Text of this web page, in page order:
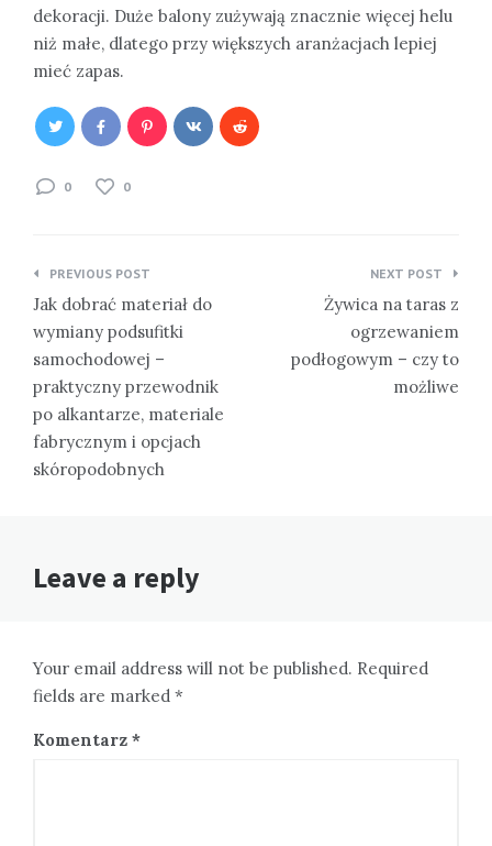
dekoracji. Duże balony zużywają znacznie więcej helu
niż małe, dlatego przy większych aranżacjach lepiej
mieć zapas.
0 0
Nawigacja
wpisu
PREVIOUS POST
Jak dobrać materiał do
wymiany podsufitki
samochodowej –
praktyczny przewodnik
po alkantarze, materiale
fabrycznym i opcjach
skóropodobnych
NEXT POST
Żywica na taras z
ogrzewaniem
podłogowym – czy to
możliwe
Leave a reply
Your email address will not be published. Required
fields are marked *
Komentarz *